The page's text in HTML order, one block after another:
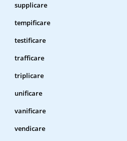
supplicare
tempificare
testificare
trafficare
triplicare
unificare
vanificare
vendicare